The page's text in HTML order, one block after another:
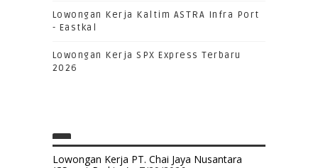
Lowongan Kerja Kaltim ASTRA Infra Port
- Eastkal
Lowongan Kerja SPX Express Terbaru
2026
Lowongan Kerja PT. Chai Jaya Nusantara